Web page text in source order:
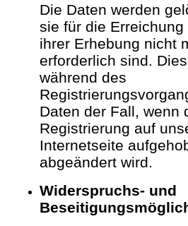
Die Daten werden
sie für die
ihrer Erhebung nicht
erforderlich sind.
während des
Daten der Fall, wenn
Registrierung auf
Internetseite
abgeändert wird.
Widerspruchs- und